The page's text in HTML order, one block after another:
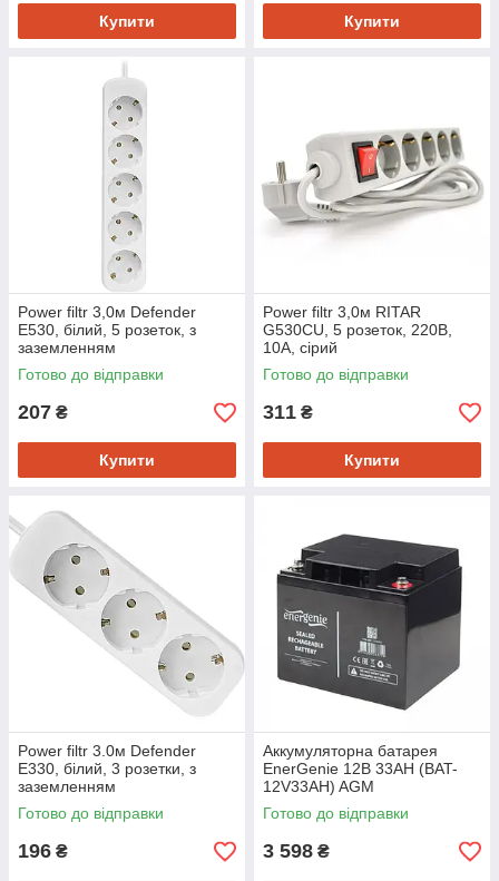
Купити Купити
Power filtr 3,0м Defender
E530, білий, 5 розеток, з
заземленням
Готово до відправки
207 ₴
Купити
Power filtr 3,0м RITAR
G530CU, 5 розеток, 220В,
10А, сірий
Готово до відправки
311 ₴
Купити
Power filtr 3.0м Defender
E330, білий, 3 розетки, з
заземленням
Готово до відправки
196 ₴
Аккумуляторна батарея
EnerGenie 12В 33AH (BAT-
12V33AH) AGM
Готово до відправки
3 598 ₴